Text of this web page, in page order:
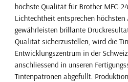
höchste Qualität für Brother MFC-
Lichtechtheit entsprechen höchsten
gewährleisten brillante
Qualität sicherzustellen, wird die
Entwicklungszentrum in der
anschliessend in unseren
Tintenpatronen abgefüllt.